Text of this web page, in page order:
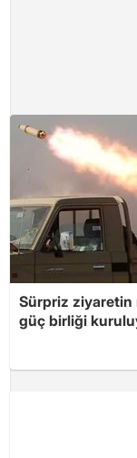
Sürpriz ziyaretin
güç birliği